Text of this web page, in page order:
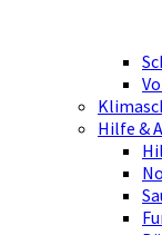
Hilfe &